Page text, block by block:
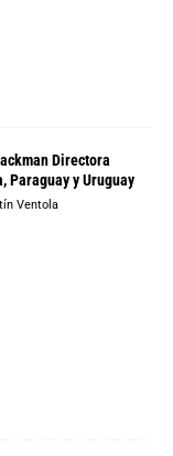
Directora
Paraguay y Uruguay
Ventola